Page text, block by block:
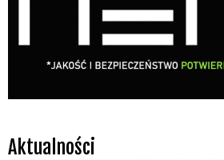
Aktualności